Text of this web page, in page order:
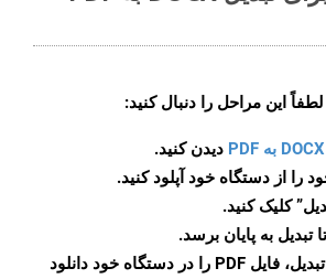
لطفاً این مراحل را دنبال کنید:
DOCX به PDF
دیدن کنید.
کلیک کنید.
تبدیل به پایان برسد.
پس از تکمیل تبدیل، فایل PDF را در دستگاه خود دانلود